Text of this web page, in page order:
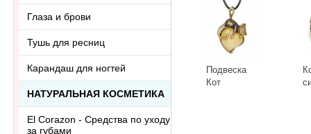
Подвеска
Кот
Глаза и брови
Тушь для ресниц
Карандаш для ногтей
НАТУРАЛЬНАЯ КОСМЕТИКА
El Corazon - Средства по уходу
за губами